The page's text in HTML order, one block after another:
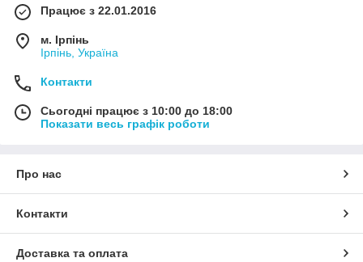
Працює з 22.01.2016
м. Ірпінь
Ірпінь, Україна
Контакти
Сьогодні працює з 10:00 до 18:00
Показати весь графік роботи
Про нас
Контакти
Доставка та оплата